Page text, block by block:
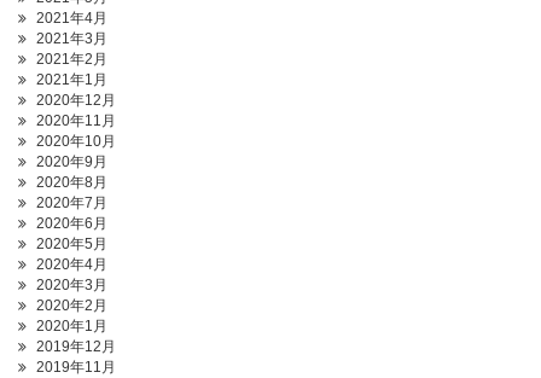
2021年4月
2021年3月
2021年2月
2021年1月
2020年12月
2020年11月
2020年10月
2020年9月
2020年8月
2020年7月
2020年6月
2020年5月
2020年4月
2020年3月
2020年2月
2020年1月
2019年12月
2019年11月